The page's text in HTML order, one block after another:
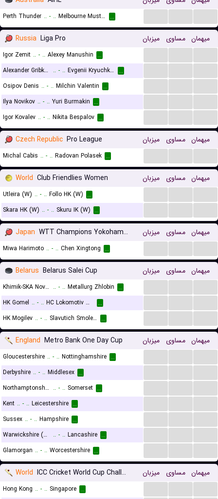
Perth Thunder .. - .. Melbourne Mustangs ...
Russia Liga Pro میزبان مساوی میهمان
Igor Zemit .. - .. Alexey Manushin ...
Alexander Gribkov
.. - .. Evgenii Kryuchkov ...
Osipov Denis .. - .. Milchin Valentin ...
Ilya Novikov .. - .. Yuri Burmakin ...
Igor Kovalev .. - .. Nikita Bespalov ...
Czech Republic Pro League میزبان مساوی میهمان
Michal Cabis .. - .. Radovan Polasek ...
World Club Friendlies Women میزبان مساوی میهمان
Utleira (W) .. - .. Follo HK (W) ...
Skara HK (W) .. - .. Skuru IK (W) ...
Japan WTT Champions Yokohama Women میزبان مساوی میهمان
Miwa Harimoto .. - .. Chen Xingtong ...
Belarus Belarus Salei Cup میزبان مساوی میهمان
Khimik-SKA Novopolotsk .. - .. Metallurg Zhlobin ...
HK Gomel .. - .. HC Lokomotiv Orsha ...
HK Mogilev .. - .. Slavutich Smolensk ...
England Metro Bank One Day Cup میزبان مساوی میهمان
Gloucestershire .. - .. Nottinghamshire ...
Derbyshire .. - .. Middlesex ...
Northamptonshire .. - .. Somerset ...
Kent .. - .. Leicestershire ...
Sussex .. - .. Hampshire ...
Warwickshire (Birmingham) Bears
.. - .. Lancashire ...
Glamorgan .. - .. Worcestershire ...
World ICC Cricket World Cup Challenge League B میزبان مساوی میهمان
Hong Kong .. - .. Singapore ...